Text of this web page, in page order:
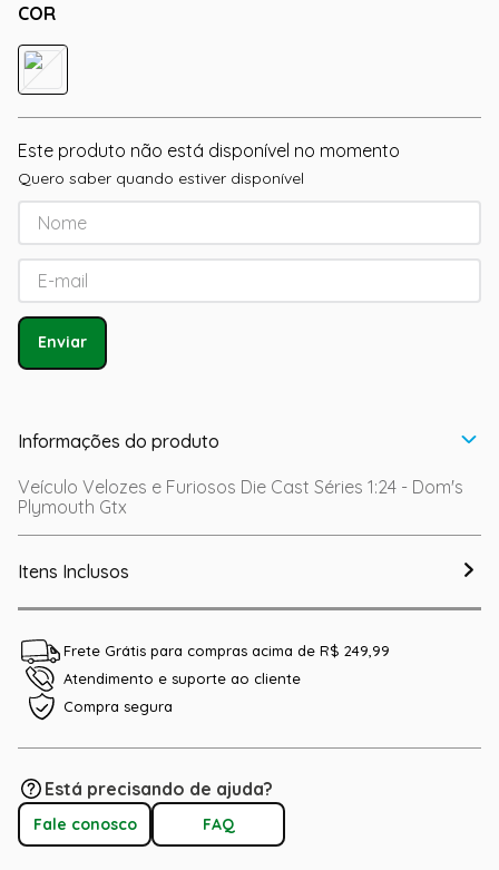
COR
Este produto não está disponível no momento
Quero saber quando estiver disponível
Enviar
Informações do produto
Veículo Velozes e Furiosos Die Cast Séries 1:24 - Dom's
Plymouth Gtx
Itens Inclusos
Frete Grátis para compras acima de R$ 249,99
Atendimento e suporte ao cliente
Compra segura
Está precisando de ajuda?
Fale conosco FAQ